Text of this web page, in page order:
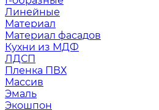
Линейные
Материал
Материал фасадов
Кухни из МДФ
ЛДСП
Пленка ПВХ
Массив
Эмаль
Экошпон